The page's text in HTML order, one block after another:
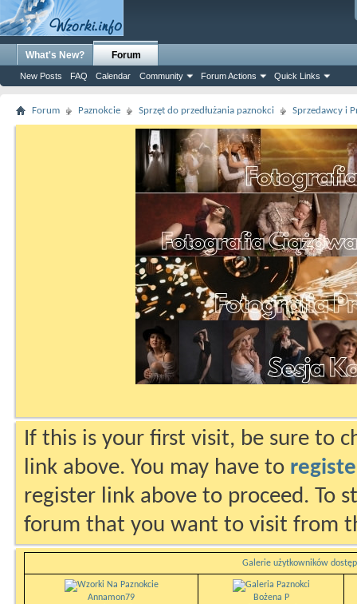
What's New? Forum
New Posts FAQ Calendar Community Forum Actions Quick Links
Forum Paznokcie Sprzęt do przedłużania paznokci Sprzedawcy i
If this is your first visit, be sure to
link above. You may have to
register link above to proceed. To
forum that you want to visit from
Galerie użytkowników
Annamon79
Bożena P